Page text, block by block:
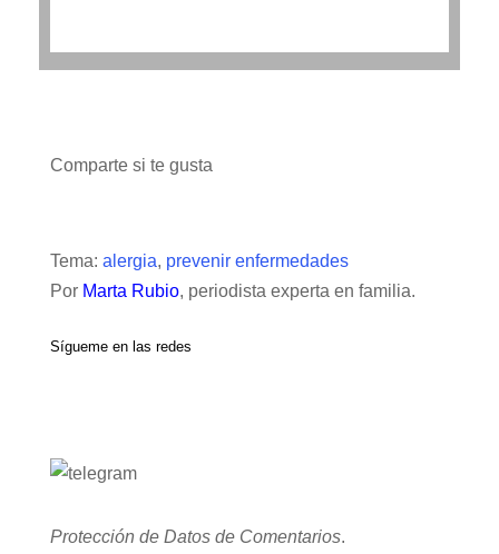
Comparte si te gusta
Tema: alergia, prevenir enfermedades
Por Marta Rubio, periodista experta en familia.
Sígueme en las redes
Protección de Datos de Comentarios.